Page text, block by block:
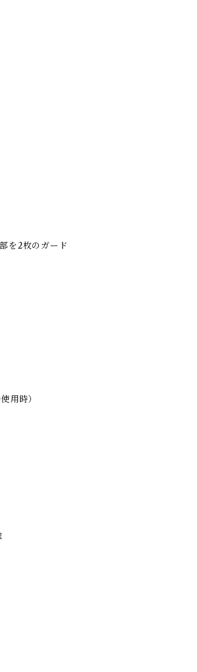
を2枚のガード
用時）